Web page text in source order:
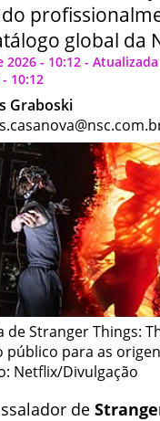
global da
- 10:12 -
10:12
Graboski
de Stranger Things:
público para as
Netflix/Divulgação
de